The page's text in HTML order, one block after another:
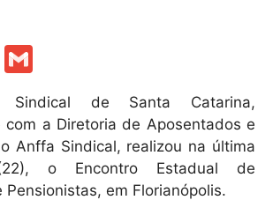
F
m
ai
l
Sindical de Santa Catarina,
com a Diretoria de Aposentados e
Anffa Sindical, realizou na última
o Encontro Estadual de
Pensionistas, em Florianópolis.